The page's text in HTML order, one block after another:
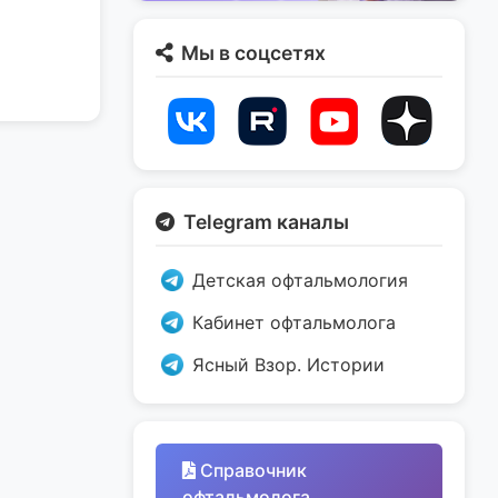
Мы в соцсетях
Telegram каналы
Детская офтальмология
Кабинет офтальмолога
Ясный Взор. Истории
Справочник